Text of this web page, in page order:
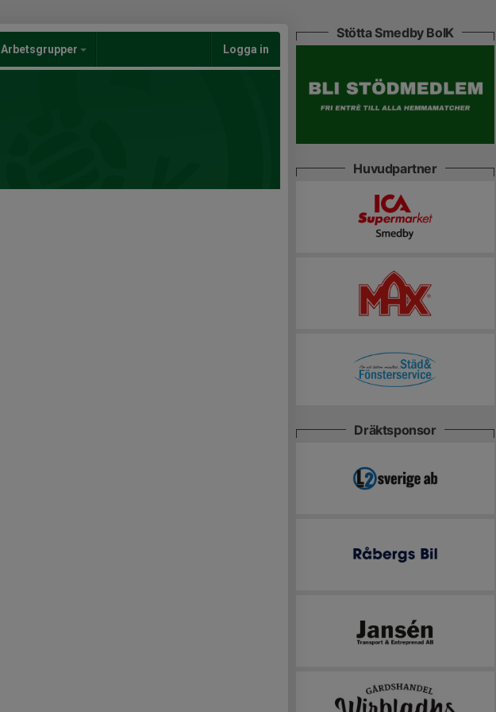
Arbetsgrupper Logga in
Stötta Smedby BoIK
Huvudpartner
Dräktsponsor